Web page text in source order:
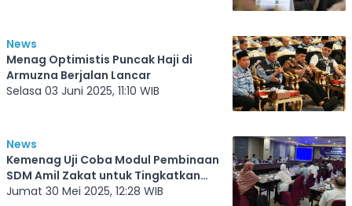
News
Menag Optimistis Puncak Haji di
Armuzna Berjalan Lancar
Selasa 03 Juni 2025, 11:10 WIB
News
Kemenag Uji Coba Modul Pembinaan
SDM Amil Zakat untuk Tingkatkan
Profesionalisme
Jumat 30 Mei 2025, 12:28 WIB